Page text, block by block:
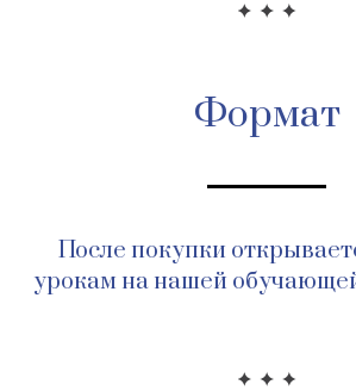
Формат
После покупки
урокам на нашей